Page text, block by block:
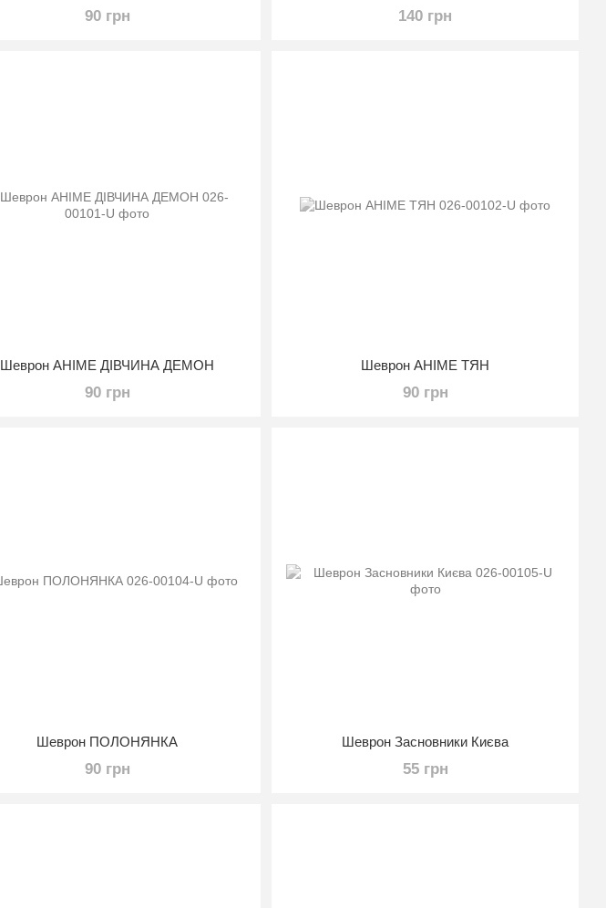
90 грн 140 грн
Шеврон АНІМЕ ДІВЧИНА ДЕМОН
90 грн
Шеврон АНІМЕ ТЯН
90 грн
Шеврон ПОЛОНЯНКА
90 грн
Шеврон Засновники Києва
55 грн